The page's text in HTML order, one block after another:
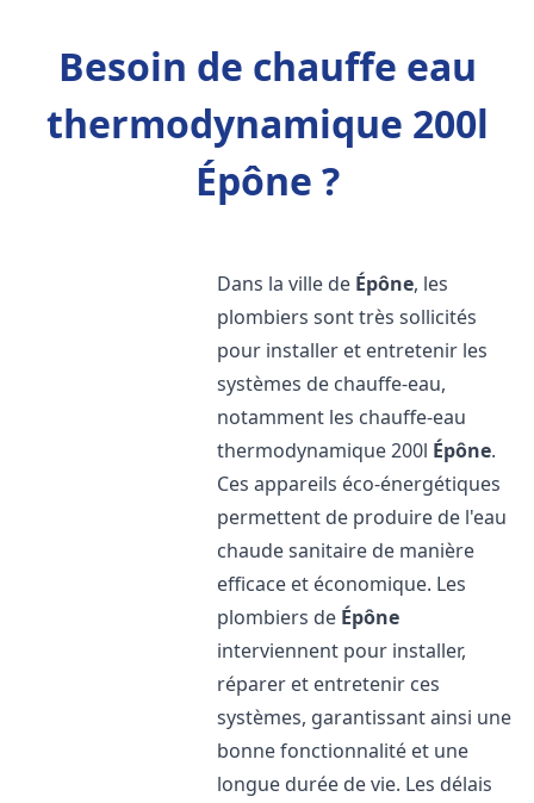
Besoin de chauffe eau
thermodynamique 200l
Épône ?
Dans la ville de Épône, les
plombiers sont très sollicités
pour installer et entretenir les
systèmes de chauffe-eau,
notamment les chauffe-eau
thermodynamique 200l Épône.
Ces appareils éco-énergétiques
permettent de produire de l'eau
chaude sanitaire de manière
efficace et économique. Les
plombiers de Épône
interviennent pour installer,
réparer et entretenir ces
systèmes, garantissant ainsi une
bonne fonctionnalité et une
longue durée de vie. Les délais